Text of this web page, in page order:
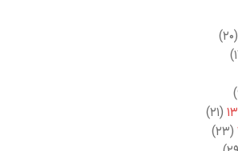
(۲۰)
(۲۱)
(۲۳)